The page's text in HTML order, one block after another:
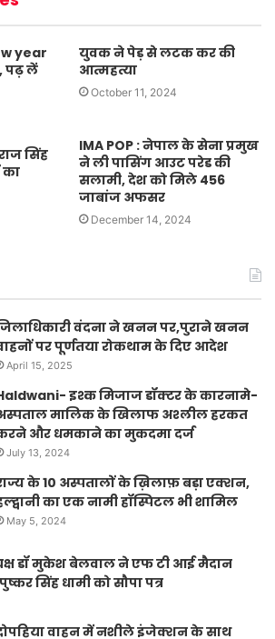
year
पढ़ लें
युवक ने पेड़ से लटक कर की
आत्महत्या
October 11, 2024
सिंह
का
IMA POP : नेपाल के सेना प्रमुख
ने ली पासिंग आउट परेड की
सलामी, देश को मिले 456
जाबांज अफसर
December 14, 2024
वंदना ने खनन पर,पुराने खनन
पर पूर्णतया रोकथाम के दिए आदेश
April 15, 2025
इश्क मिजाज डॉक्टर के कारनामे-
मालिक के खिलाफ अश्लील हरकत
और धमकाने का मुकदमा दर्ज
July 13, 2024
के 10 अस्पतालों के ख़िलाफ़ बड़ा एक्शन,
का एक नामी हॉस्पिटल भी शामिल
May 5, 2024
डॉ मुकेश बेलवाल ने एफ टी आई मैदान
सिंह धामी को सौपा पत्र
वाहन में नशीले इंजेक्शन के साथ